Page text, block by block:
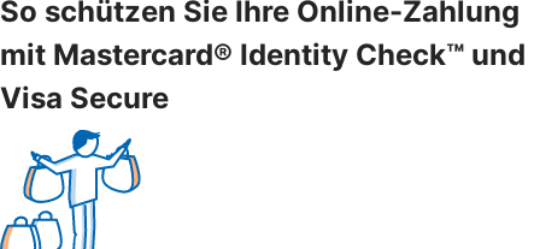
So schützen Sie Ihre Online-Zahlung
mit Mastercard® Identity Check™ und
Visa Secure